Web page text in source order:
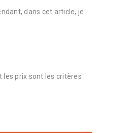
dans cet article, je
les prix sont les critères